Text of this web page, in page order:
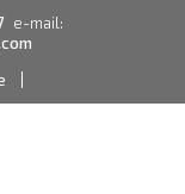
e-mail: